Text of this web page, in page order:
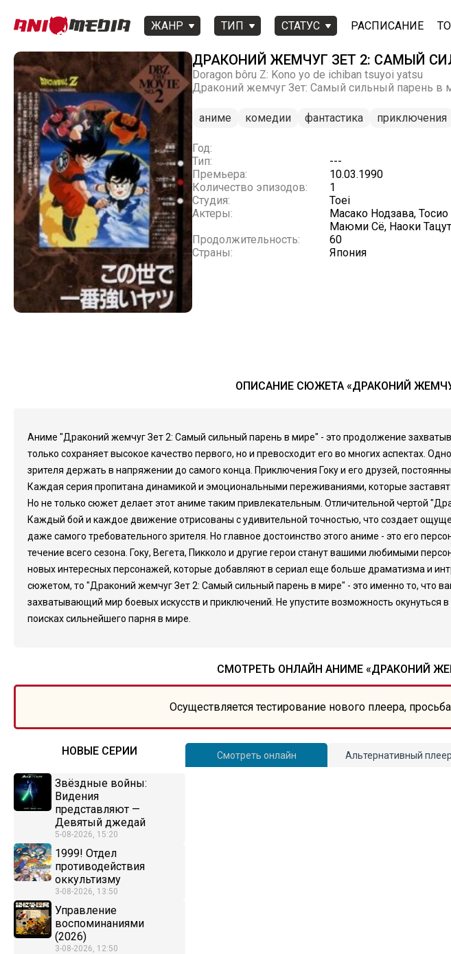
ЖАНР ТИП СТАТУС РАСПИСАНИЕ
ДРАКОНИЙ ЖЕМЧУГ ЗЕТ 2: САМЫЙ
Doragon bôru Z: Kono yo de ichiban tsuyoi yatsu
Драконий жемчуг Зет: Самый сильный парень в
аниме комедии фантастика приключения
Год:
Тип:
---
Премьера:
10.03.1990
Количество эпизодов:
1
Студия:
Toei
Актеры:
Масако Нодзава,
Маюми Сё, Наоки
Продолжительность:
60
Страны:
Япония
ОПИСАНИЕ СЮЖЕТА «ДРАКОНИЙ
Аниме "Драконий жемчуг Зет 2: Самый сильный парень в мире" - это продолжение
только сохраняет высокое качество первого, но и превосходит его во многих аспектах.
зрителя держать в напряжении до самого конца. Приключения Гоку и его друзей,
Каждая серия пропитана динамикой и эмоциональными переживаниями, которые
Но не только сюжет делает этот аниме таким привлекательным. Отличительной чертой
Каждый бой и каждое движение отрисованы с удивительной точностью, что создает
даже самого требовательного зрителя. Но главное достоинство этого аниме - это его
течение всего сезона. Гоку, Вегета, Пикколо и другие герои станут вашими любимыми
новых интересных персонажей, которые добавляют в сериал еще больше драматизма и
сюжетом, то "Драконий жемчуг Зет 2: Самый сильный парень в мире" - это именно то, что
захватывающий мир боевых искусств и приключений. Не упустите возможность
поисках сильнейшего парня в мире.
СМОТРЕТЬ ОНЛАЙН АНИМЕ «ДРАКОНИЙ
Осуществляется тестирование нового плеера,
НОВЫЕ СЕРИИ
Звёздные войны:
Видения
представляют —
Девятый джедай
5-08-2026, 15:20
1999! Отдел
противодействия
оккультизму
3-08-2026, 13:50
Управление
воспоминаниями
(2026)
3-08-2026, 12:50
Смотреть онлайн Альтернативный плеер